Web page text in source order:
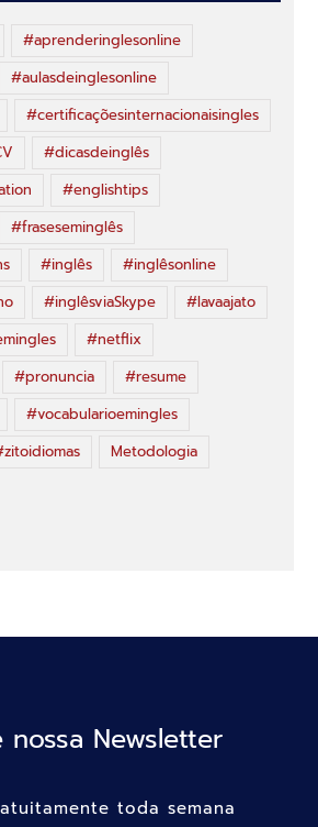
#aprenderinglesonline
#aulasdeinglesonline
#certificaçõesinternacionaisingles
#dicasdeinglês
#englishtips
#fraseseminglês
#inglês
#inglêsonline
#inglêsviaSkype
#lavaajato
#netflix
#pronuncia
#resume
#vocabularioemingles
Metodologia
nossa Newsletter
toda semana